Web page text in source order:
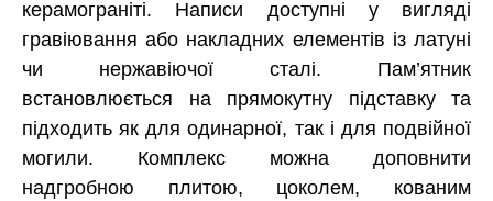
керамограніті. Написи доступні у вигляді
гравіювання або накладних елементів із латуні
чи нержавіючої сталі. Пам’ятник
встановлюється на прямокутну підставку та
підходить як для одинарної, так і для подвійної
могили. Комплекс можна доповнити
надгробною плитою, цоколем, кованим